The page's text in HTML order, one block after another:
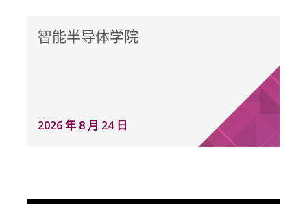
智能半导体学院
2026 年 8 月 24 日